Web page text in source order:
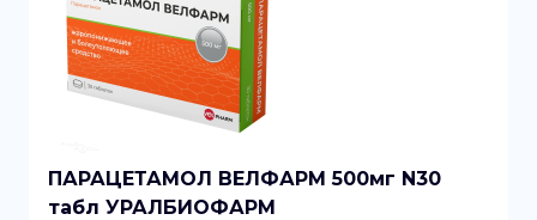
ПАРАЦЕТАМОЛ ВЕЛФАРМ 500мг N30
табл УРАЛБИОФАРМ